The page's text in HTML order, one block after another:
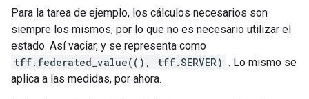
Para la tarea de ejemplo, los cálculos necesarios son
siempre los mismos, por lo que no es necesario utilizar el
estado. Así vaciar, y se representa como
tff.federated_value((), tff.SERVER) . Lo mismo se
aplica a las medidas, por ahora.